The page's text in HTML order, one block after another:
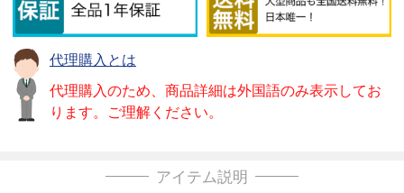
代理購入とは
代理購入のため、商品詳細は外国語のみ表示してお
ります。ご理解ください。
アイテム説明